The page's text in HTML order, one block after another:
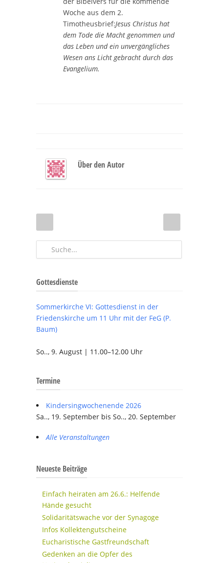
Woche aus dem 2.
Timotheusbrief:Jesus Christus hat
dem Tode die Macht genommen und
das Leben und ein unvergängliches
Wesen ans Licht gebracht durch das
Evangelium.
Über den Autor
Gottesdienste
Sommerkirche VI: Gottesdienst in der
Friedenskirche um 11 Uhr mit der FeG (P.
Baum)
So.., 9. August | 11.00–12.00 Uhr
Termine
Kindersingwochenende 2026
Sa.., 19. September bis So.., 20. September
Alle Veranstaltungen
Neueste Beiträge
Einfach heiraten am 26.6.: Helfende
Hände gesucht
Solidaritätswache vor der Synagoge
Infos Kollektengutscheine
Eucharistische Gastfreundschaft
Gedenken an die Opfer des